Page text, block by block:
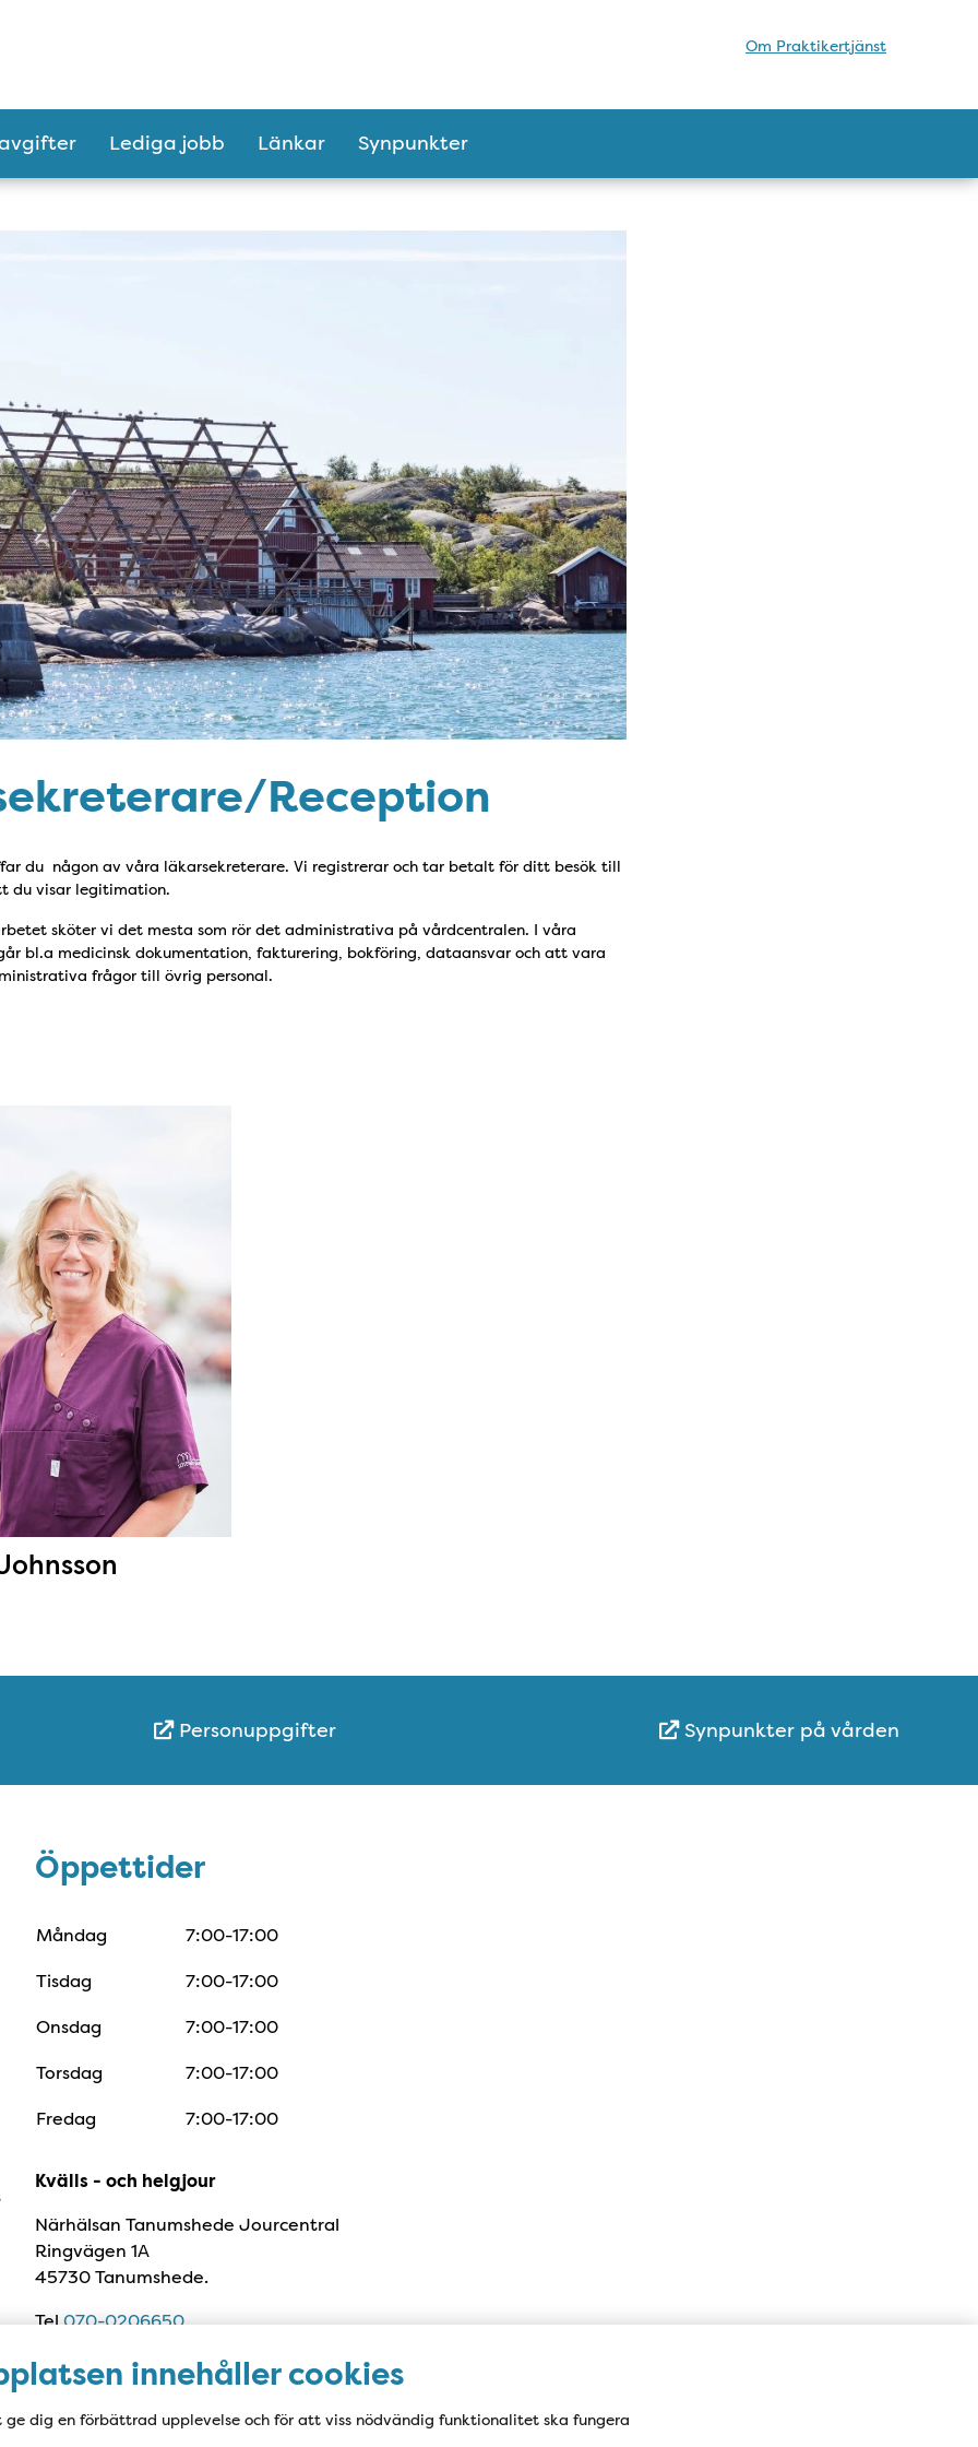
innehåller cookies
ge dig en förbättrad upplevelse och för att viss nödvändig funktionalitet ska fungera
Om Praktikertjänst
Lediga jobb Länkar Synpunkter
Reception
du någon av våra läkarsekreterare. Vi registrerar och tar betalt för ditt besök till
du visar legitimation.
sköter vi det mesta som rör det administrativa på vårdcentralen. I våra
bl.a medicinsk dokumentation, fakturering, bokföring, dataansvar och att vara
frågor till övrig personal.
Personuppgifter Synpunkter på vården
Öppettider
Öppettider
Måndag
7:00-17:00
Tisdag
7:00-17:00
Onsdag
7:00-17:00
Torsdag
7:00-17:00
Fredag
7:00-17:00
Kvälls - och helgjour
Närhälsan Tanumshede Jourcentral
Ringvägen 1A
45730 Tanumshede.
Tel070-0206650
Lördag-Söndag och Helgdagar 10-22